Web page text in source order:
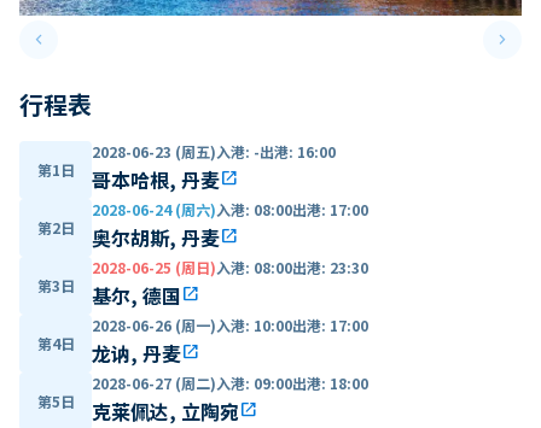
keyboard_arrow_leftPrevious slide keyboard_arrow_right
行程表
第1日
2028-06-23 (周五)入港: -出港: 16:00
哥本哈根, 丹麦open_in_new
第2日
2028-06-24 (周六)入港: 08:00出港: 17:00
奥尔胡斯, 丹麦open_in_new
第3日
2028-06-25 (周日)入港: 08:00出港: 23:30
基尔, 德国open_in_new
第4日
2028-06-26 (周一)入港: 10:00出港: 17:00
龙讷, 丹麦open_in_new
第5日
2028-06-27 (周二)入港: 09:00出港: 18:00
克莱佩达, 立陶宛open_in_new